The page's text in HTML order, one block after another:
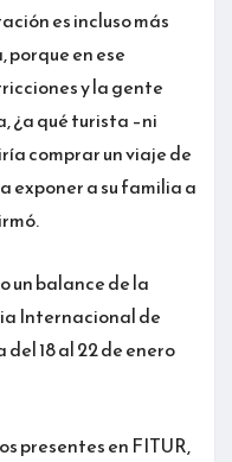
es incluso más
en ese
y la gente
¿a qué turista –ni
comprar un viaje de
exponer a su familia a
un balance de la
Internacional de
18 al 22 de enero
presentes en FITUR,